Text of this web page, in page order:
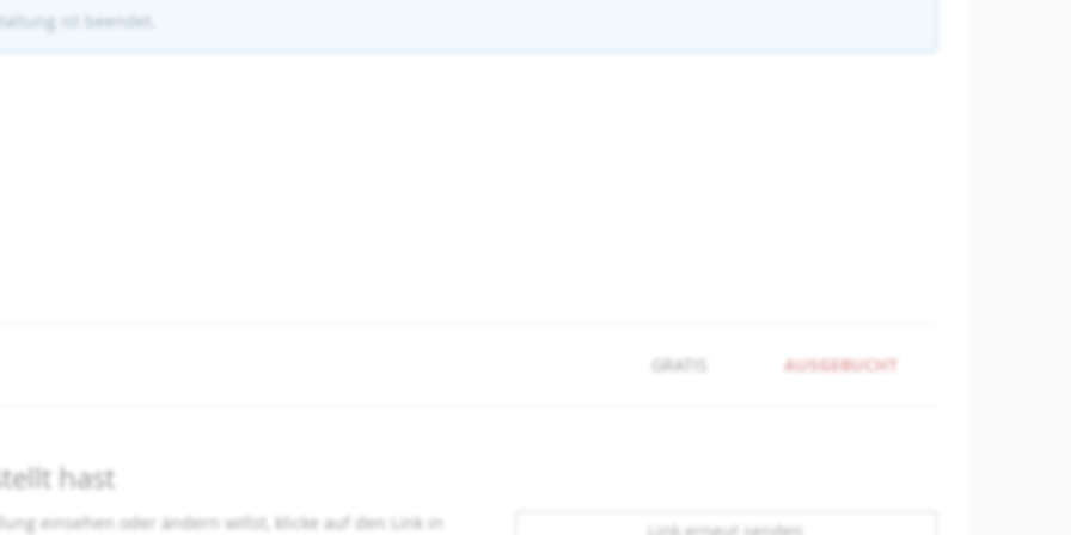
ist beendet.
GRATIS AUSGEBUCHT
hast
einsehen oder ändern willst, klicke auf den Link in